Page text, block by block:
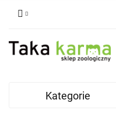
Kategorie